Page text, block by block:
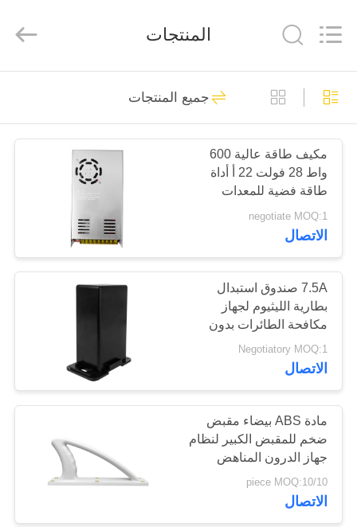
الصفحة
الرئيسية
منتجات
معلومات
جولة
المعمل
مراقبة
الجودة
اتصل
module.
Rights
وحدة تشويش الإشارة
وحدة تشويش
الطائرات بدون طيار
20
وحدة تشويش FPV
109
المنتجات
جميع المنتجات
مكيف طاقة عالية 600
واط 28 فولت 22 أ أداة
طاقة فضية للمعدات
الإلكترونية الخارجية
negotiate MOQ:1
الاتصال
7.5A صندوق استبدال
بطارية الليثيوم لجهاز
مكافحة الطائرات بدون
طيار
Negotiatory MOQ:1
الاتصال
مادة ABS بيضاء مقبض
ضخم للمقبض الكبير لنظام
جهاز الدرون المناهض
للطائرات المسيرة
10/piece MOQ:10
الاتصال